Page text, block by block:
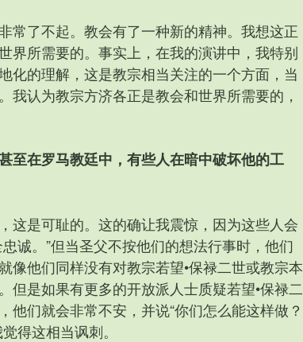
常了不起。教会有了一种新的精神。我想这正
界所需要的。事实上，在我的演讲中，我特别
化的理解，这是教宗相当关注的一个方面，当
。我认为教宗方济各正是教会和世界所需要的，
至在罗马教廷中，有些人在暗中破坏他的工
这是可耻的。这的确让我震惊，因为这些人会
诚。”但当圣父不按他们的想法行事时，他们
像他们同样没有对教宗若望•保禄二世或教宗本
但是如果有更多的开放派人士质疑若望•保禄二
他们就会非常不安，并说“你们怎么能这样做？
得这相当讽刺。